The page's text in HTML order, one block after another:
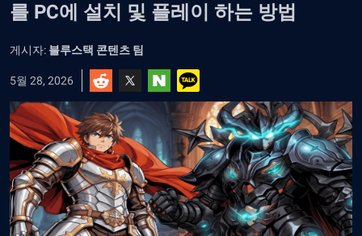
를 PC에 설치 및 플레이 하는 방법
게시자: 블루스택 콘텐츠 팀
5월 28, 2026